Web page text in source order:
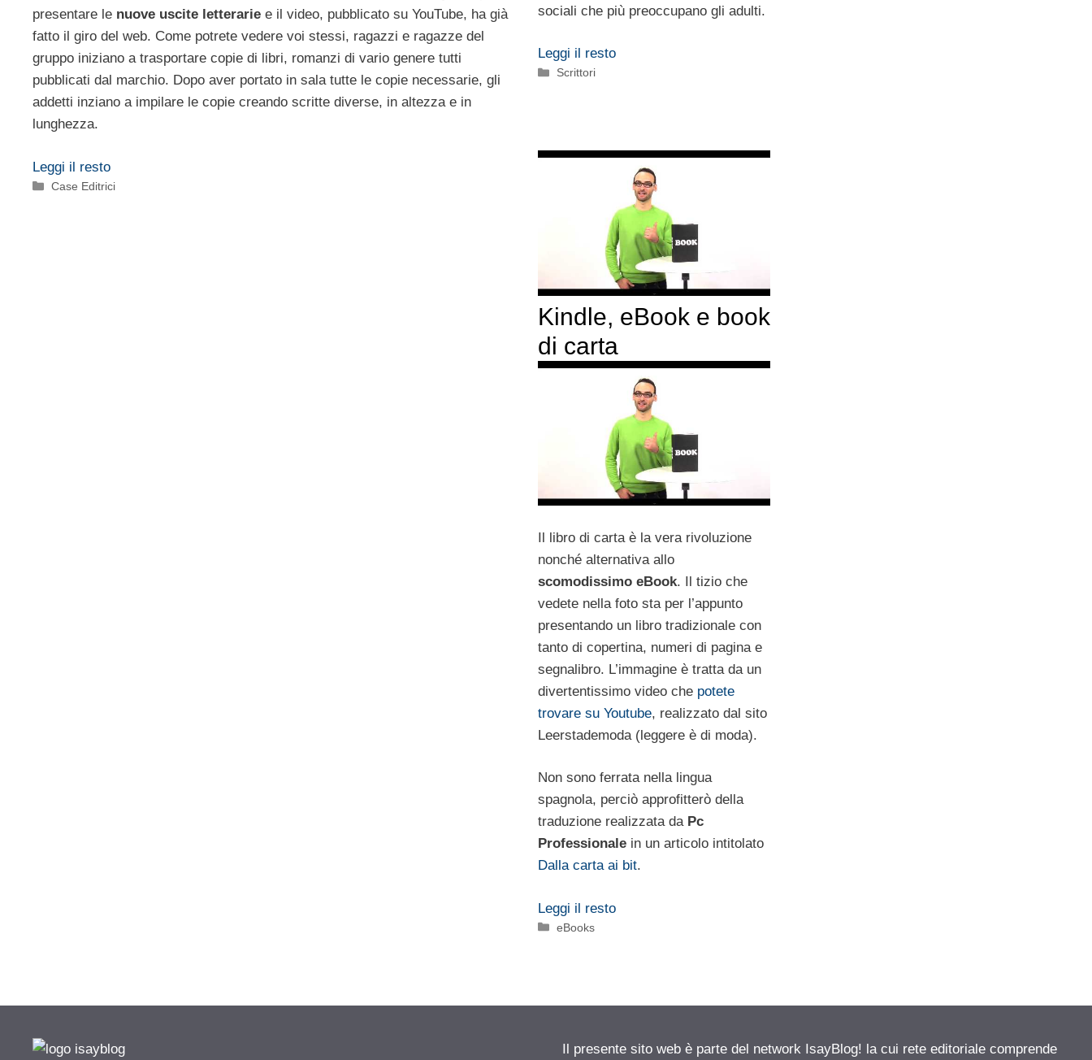
presentare le nuove uscite letterarie e il video, pubblicato su YouTube, ha già
fatto il giro del web. Come potrete vedere voi stessi, ragazzi e ragazze del
gruppo iniziano a trasportare copie di libri, romanzi di vario genere tutti
pubblicati dal marchio. Dopo aver portato in sala tutte le copie necessarie, gli
addetti inziano a impilare le copie creando scritte diverse, in altezza e in
lunghezza.
Leggi il resto
Categorie
Case Editrici
sociali che più preoccupano gli adulti.
Leggi il resto
Categorie
Scrittori
Kindle, eBook e book
di carta
Il libro di carta è la vera rivoluzione
nonché alternativa allo
scomodissimo eBook. Il tizio che
vedete nella foto sta per l’appunto
presentando un libro tradizionale con
tanto di copertina, numeri di pagina e
segnalibro. L’immagine è tratta da un
divertentissimo video che potete
trovare su Youtube, realizzato dal sito
Leerstademoda (leggere è di moda).
Non sono ferrata nella lingua
spagnola, perciò approfitterò della
traduzione realizzata da Pc
Professionalein un articolo intitolato
Dalla carta ai bit.
Leggi il resto
Categorie
eBooks
Il presente sito web è parte del network IsayBlog! la cui rete editoriale comprende